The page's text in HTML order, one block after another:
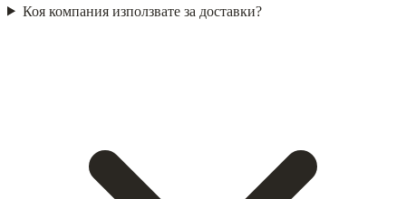
Коя компания използвате за доставки?